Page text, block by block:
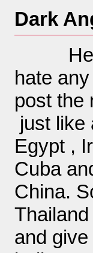
Dark
Hey
hate
post the
just like
Egypt ,
Cuba
China.
and